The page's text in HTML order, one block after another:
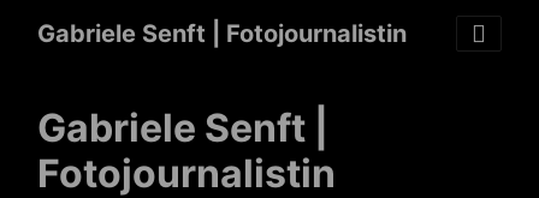
Gabriele Senft | Fotojournalistin
Gabriele Senft |
Fotojournalistin